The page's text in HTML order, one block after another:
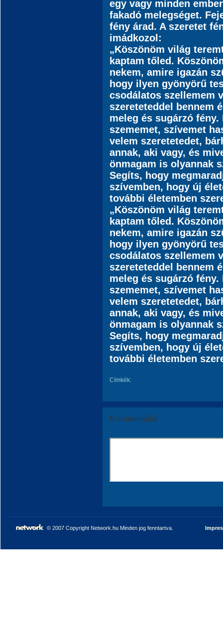
egy vagy minden
fakadó melegséget.
fény árad. A szeretet
imádkozol:
„Köszönöm világ
kaptam tőled.
nekem, amire igazán
hogy ilyen gyönyörű
csodálatos szellemem
szereteteddel bennem
meleg és sugárzó
szememet, szívemet
velem szeretetedet,
annak, aki vagy, és
önmagam is olyannak
Segíts, hogy
szívemben, hogy új
további életemben
„Köszönöm világ
kaptam tőled.
nekem, amire igazán
hogy ilyen gyönyörű
csodálatos szellemem
szereteteddel bennem
meleg és sugárzó
szememet, szívemet
velem szeretetedet,
annak, aki vagy, és
önmagam is olyannak
Segíts, hogy
szívemben, hogy új
további életemben
Címkék:
Kommentáld!
© 2007 Copyright Network.hu Minden jog fenntartva.